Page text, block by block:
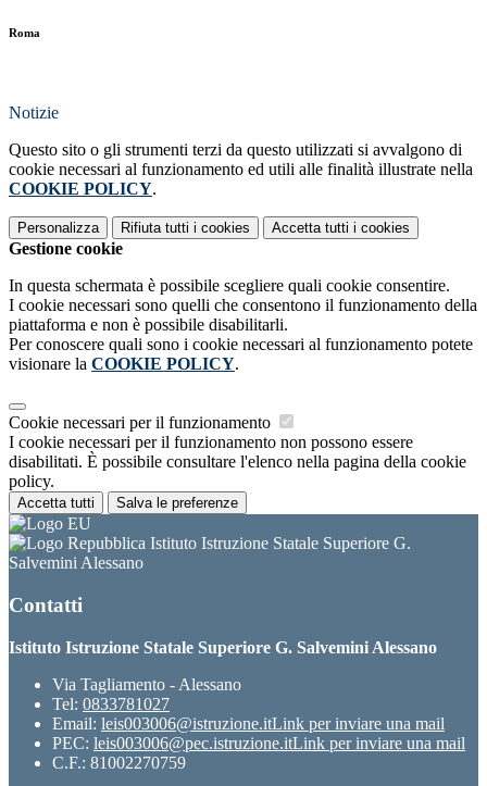
Roma
Notizie
Questo sito o gli strumenti terzi da questo utilizzati si avvalgono di
cookie necessari al funzionamento ed utili alle finalità illustrate nella
COOKIE POLICY.
Personalizza Rifiuta tutti i cookies Accetta tutti i cookies
Gestione cookie
In questa schermata è possibile scegliere quali cookie consentire.
I cookie necessari sono quelli che consentono il funzionamento della
piattaforma e non è possibile disabilitarli.
Per conoscere quali sono i cookie necessari al funzionamento potete
visionare la COOKIE POLICY.
Cookie necessari per il funzionamento
I cookie necessari per il funzionamento non possono essere
disabilitati. È possibile consultare l'elenco nella pagina della cookie
policy.
Accetta tutti Salva le preferenze
Istituto Istruzione Statale Superiore G.
Salvemini Alessano
Contatti
Istituto Istruzione Statale Superiore G. Salvemini Alessano
Via Tagliamento - Alessano
Tel: 0833781027
Email: leis003006@istruzione.itLink per inviare una mail
PEC: leis003006@pec.istruzione.itLink per inviare una mail
C.F.: 81002270759